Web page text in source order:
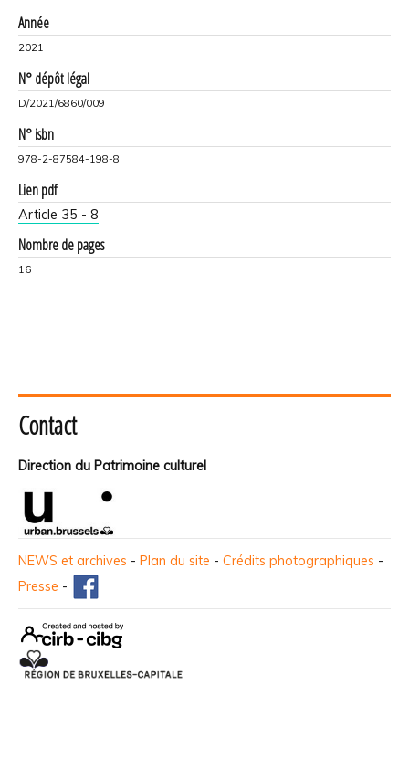
Année
2021
N° dépôt légal
D/2021/6860/009
N° isbn
978-2-87584-198-8
Lien pdf
Article 35 - 8
Nombre de pages
16
Contact
Direction du Patrimoine culturel
NEWS et archives - Plan du site - Crédits photographiques -
Presse -